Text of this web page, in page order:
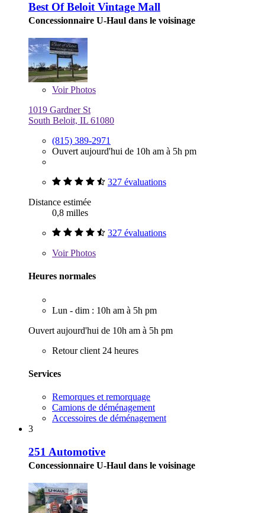
Best Of Beloit Vintage Mall
Concessionnaire U-Haul dans le voisinage
VoirPhotos
1019 Gardner St
South Beloit, IL 61080
(815) 389-2971
Ouvert aujourd'hui de 10h am à 5h pm
327 évaluations
Distance estimée
0,8 milles
327 évaluations
VoirPhotos
Heures normales
Lun - dim : 10h am à 5h pm
Ouvert aujourd'hui de 10h am à 5h pm
Retour client 24 heures
Services
Remorques et remorquage
Camions de déménagement
Accessoires de déménagement
3
251 Automotive
Concessionnaire U-Haul dans le voisinage